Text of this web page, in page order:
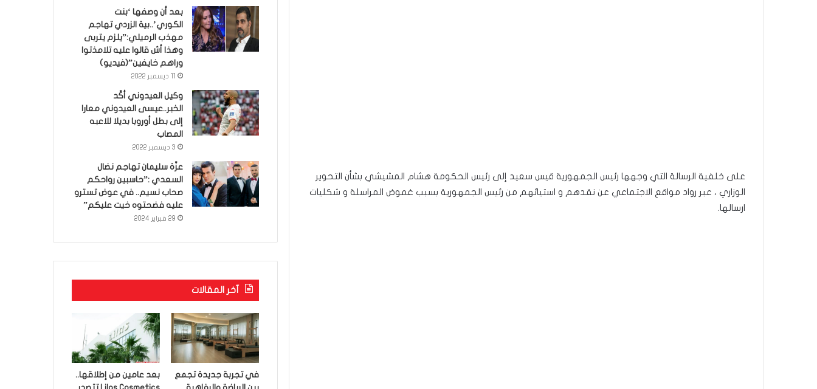
على خلفية الرسالة التي وجهها رئيس الجمهورية قيس سعيد إلى رئيس الحكومة هشام المشيشي بشأن التحوير
الوزاري ، عبر رواد مواقع الاجتماعي عن نقدهم و استيائهم من رئيس الجمهورية بسبب غموض المراسلة و شكليات
ارسالها.
بعد أن وصفها ‘بنت
الكوري’..بية الزردي تهاجم
مهذب الرميلي:”يلزم يتربى
وهذا أش قالوا عليه تلامذتوا
وراهم خايفين”(فيديو)
وكيل العيدوني أكّد
الخبر..عيسى العيدوني معارا
إلى بطل أوروبا بديلا للاعبه
المصاب
3 ديسمبر 2022
عزّة سليمان تهاجم نضال
السعدي :”حاسبين رواحكم
صحاب نسيم.. في عوض تسترو
عليه فضحتوه خيت عليكم”
29 فبراير 2024
آخر المقالات
في تجربة جديدة تجمع
بين الرياضة والرفاهية..
بعد عامين من إطلاقها..
Lilas Cosmetics تتصدر